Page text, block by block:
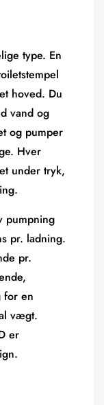
type. En
hoved. Du
vand og
og pumper
Hver
under tryk,
pumpning
pr. ladning.
pr.
for en
vægt.
er